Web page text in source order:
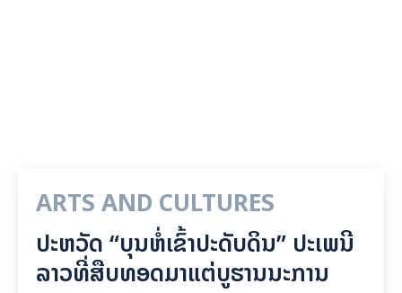
ARTS AND CULTURES
ປະຫວັດ “ບຸນຫໍ່ເຂົ້າປະດັບດິນ” ປະເພນີ
ລາວທີ່ສືບທອດມາແຕ່ບູຮານນະການ